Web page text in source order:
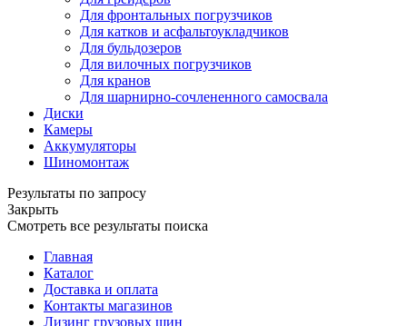
Для фронтальных погрузчиков
Для катков и асфальтоукладчиков
Для бульдозеров
Для вилочных погрузчиков
Для кранов
Для шарнирно-сочлененного самосвала
Диски
Камеры
Аккумуляторы
Шиномонтаж
Результаты по запросу
Закрыть
Смотреть все результаты поиска
Главная
Каталог
Доставка и оплата
Контакты магазинов
Лизинг грузовых шин